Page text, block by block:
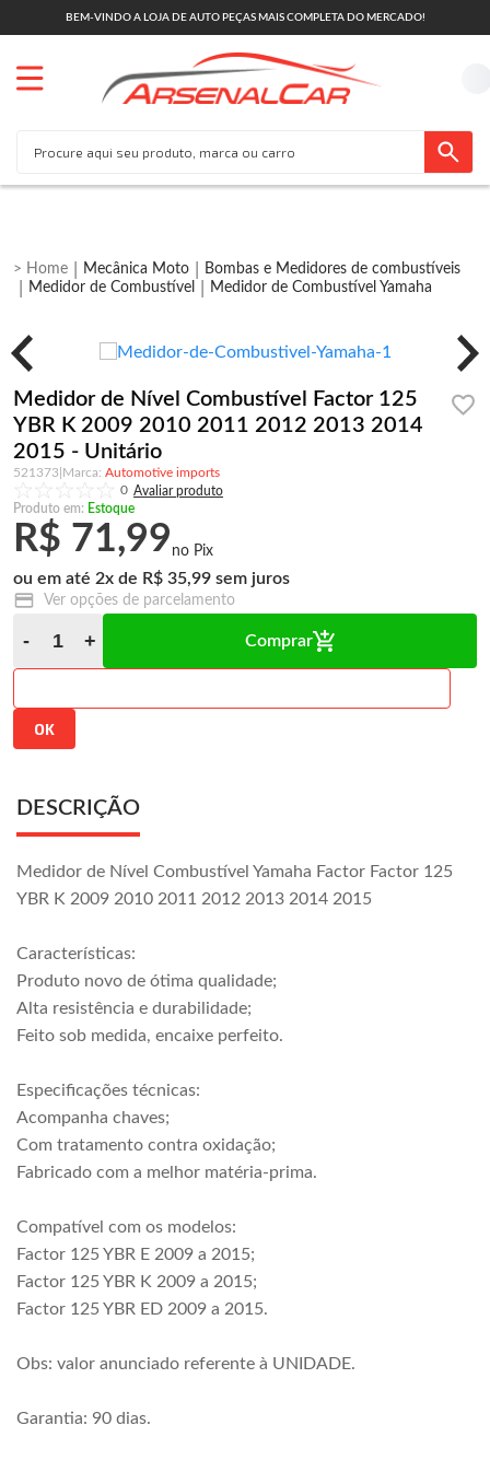
BEM-VINDO A LOJA DE AUTO PEÇAS MAIS COMPLETA DO MERCADO!
Mecânica Moto
Bombas e Medidores de combustíveis
Medidor de Combustível
Medidor de Combustível Yamaha
Medidor de Nível Combustível Factor 125
YBR K 2009 2010 2011 2012 2013 2014
2015 - Unitário
521373
Automotive imports
0
Produto em: Estoque
R$ 71,99
2x R$ 35,99
Ver opções de parcelamento
Comprar
DESCRIÇÃO
Medidor de Nível Combustível Yamaha Factor Factor 125
YBR K 2009 2010 2011 2012 2013 2014 2015
Características:
Produto novo de ótima qualidade;
Alta resistência e durabilidade;
Feito sob medida, encaixe perfeito.
Especificações técnicas:
Acompanha chaves;
Com tratamento contra oxidação;
Fabricado com a melhor matéria-prima.
Compatível com os modelos:
Factor 125 YBR E 2009 a 2015;
Factor 125 YBR K 2009 a 2015;
Factor 125 YBR ED 2009 a 2015.
Obs: valor anunciado referente à UNIDADE.
Garantia: 90 dias.